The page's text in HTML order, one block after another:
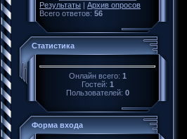
Результаты | Архив опросов
Всего ответов: 56
Статистика
Онлайн всего: 1
Гостей: 1
Пользователей: 0
Форма входа